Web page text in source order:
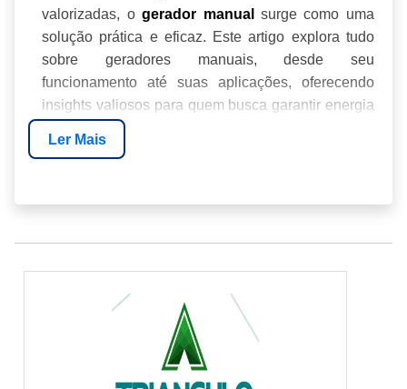
valorizadas, ogerador manual surge como uma
solução prática e eficaz. Este artigo explora tudo
sobre geradores manuais, desde seu
funcionamento até suas aplicações, oferecendo
insights valiosos para quem busca garantir energia
de forma confiável e sustentável.
COMO FUNCIONA UM GERADOR MANUAL?
VANTAGENS DO USO DE GERADORES
APLICAÇÕES PRÁTICAS DOS GERADORES
COMO ESCOLHER O GERADOR MANUAL
Ler Mais